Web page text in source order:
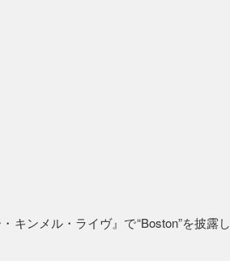
キンメル・ライヴ』で“Boston”を披露し